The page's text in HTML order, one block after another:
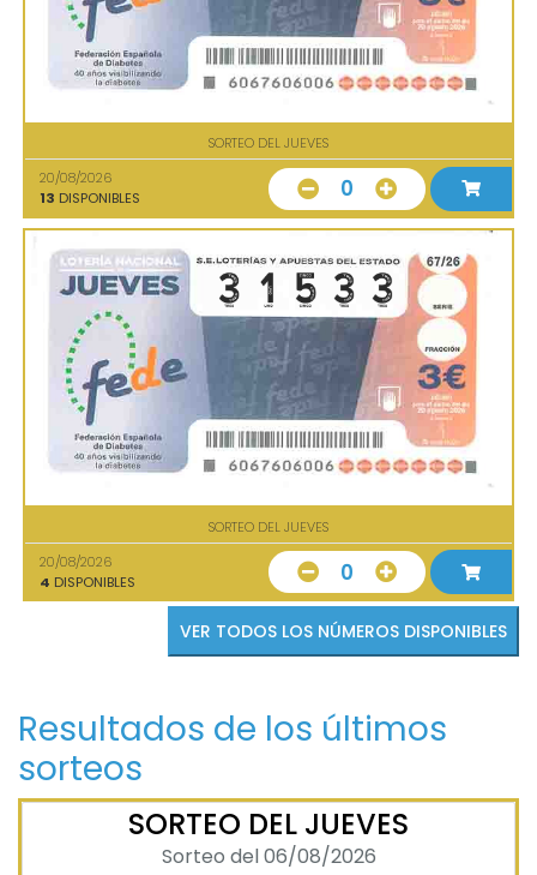
SORTEO DEL JUEVES
20/08/2026
13 DISPONIBLES 0
SORTEO DEL JUEVES
20/08/2026
4 DISPONIBLES 0
VER TODOS LOS NÚMEROS DISPONIBLES
Resultados de los últimos
sorteos
SORTEO DEL JUEVES
Sorteo del 06/08/2026